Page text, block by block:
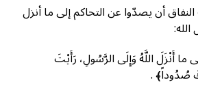
أن يصدّوا عن التحاكم إلى ما أنزل
ما أَنْزَلَ اللَّهُ وَإِلَى الرَّسُولِ، رَأَيْتَ
صُدُوداً﴾ .